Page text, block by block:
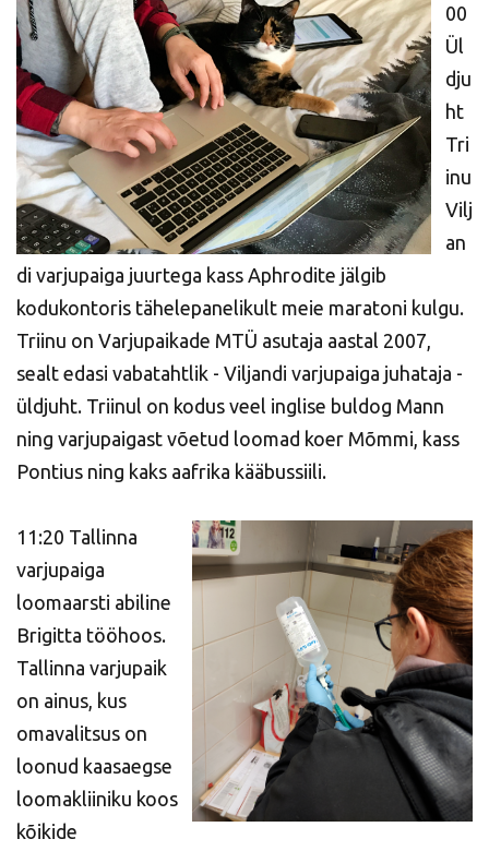
00
Ül
dju
ht
Tri
inu
Vilj
an
di varjupaiga juurtega kass Aphrodite jälgib
kodukontoris tähelepanelikult meie maratoni kulgu.
Triinu on Varjupaikade MTÜ asutaja aastal 2007,
sealt edasi vabatahtlik - Viljandi varjupaiga juhataja -
üldjuht. Triinul on kodus veel inglise buldog Mann
ning varjupaigast võetud loomad koer Mõmmi, kass
Pontius ning kaks aafrika kääbussiili.
11:20 Tallinna
varjupaiga
loomaarsti abiline
Brigitta tööhoos.
Tallinna varjupaik
on ainus, kus
omavalitsus on
loonud kaasaegse
loomakliiniku koos
kõikide